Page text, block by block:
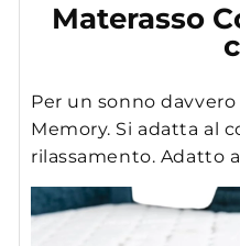
Materasso
Per un sonno
Memory. Si adatta al
rilassamento. Adatto